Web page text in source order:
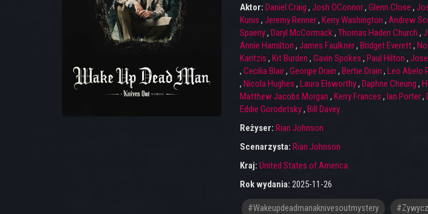
Aktor: Daniel Craig , Josh OConnor, Glenn Close ,
Kunis , Jeremy Renner, Kerry Washington , Andrew
Spaeny, Daryl McCormack, Thomas Haden Church ,
Annie Hamilton , James Faulkner, Bridget Everett,
Karitzis , Kit Burden , Gavin Spokes , Paul Hilton ,
, Cecilia Blair, Georgie Drain , Bertie Drain , Leo Abelo
, Nicola Hughes , Laura Elsworthy, Daphne Cheung ,
Matthew Jacobs Morgan , Kerry Frances , Ian Porter,
Eddie Gorodetsky, Bill Davey
Reżyser: Rian Johnson
Scenarzysta: Rian Johnson
Kraj: United States of America
Rok wydania: 2025-11-26
#wakeupdeadmanaknivesoutmystery